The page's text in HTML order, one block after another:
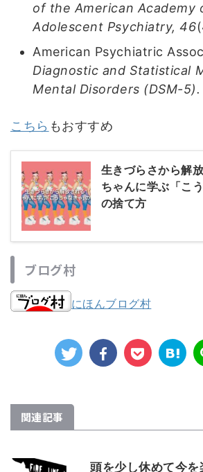
of the American Academy
Adolescent Psychiatry, 46
American Psychiatric
Diagnostic and Statistical
Mental Disorders (DSM-5).
こちら もおすすめ
生きづらさから解
ちゃんに学ぶ「こ
の捨て方
ブログ村
にほんブログ村
関連記事
頭を少し休めて今